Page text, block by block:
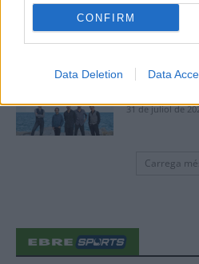
CONFIRM
Data Deletion Data
d’Amposta”
31 de juliol de
Blaumut
31 de juliol de
Carrega